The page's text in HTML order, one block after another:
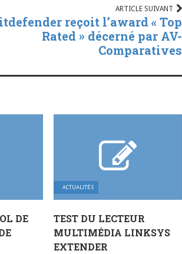
ARTICLE SUIVANT
reçoit l’award « Top
Rated » décerné par AV-
Comparatives
DE
ACTUALITÉS
TEST DU LECTEUR
MULTIMÉDIA LINKSYS
EXTENDER